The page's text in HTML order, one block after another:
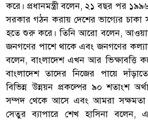
করে। প্রধানমন্ত্রী বলেন, ২১ বছর পর
সরকার গঠন করায় দেশের ভাগ্যের চাকা
হতে শুরু করে। তিনি আরো বলেন,
জনগণের পাশে থাকে এবং জনগণের
বলেন, বাংলাদেশ এখন আর ভিক্ষাবত্তি
বাংলাদেশ তাদের নিজের পায়ে
বিভিন্ন উন্নয়ন প্রকল্পের ৯০ শতাংশ
সম্পদ থেকে আসে এবং আমরা সক্ষমতা
সেতুর ব্যাপারে শেখ হাসিনা বলেন,